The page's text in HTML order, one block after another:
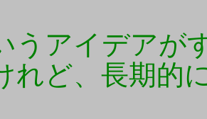
うアイデアが
れど、長期的